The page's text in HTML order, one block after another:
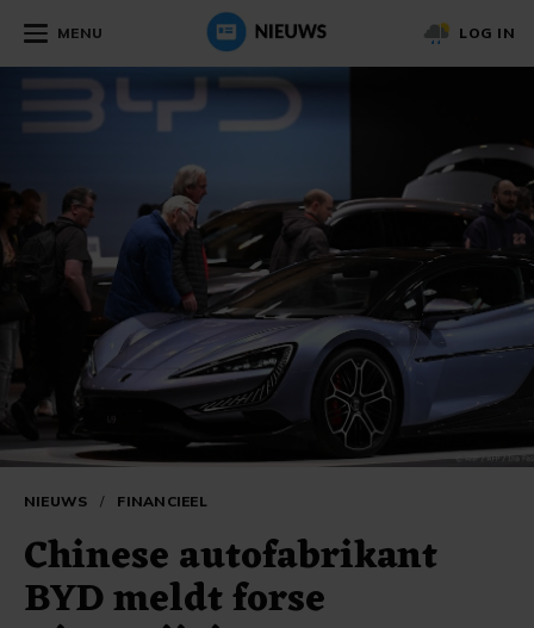
MENU LOG IN
NIEUWS / FINANCIEEL
Chinese autofabrikant
BYD meldt forse